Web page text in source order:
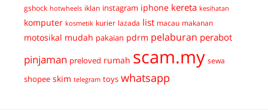
gshock hotwheels iklan instagram iphone kereta kesihatan
komputer kosmetik kurier lazada list macau makanan
motosikal mudah pakaian pdrm pelaburan perabot
pinjaman preloved rumah scam.my sewa
shopee skim telegram toys whatsapp